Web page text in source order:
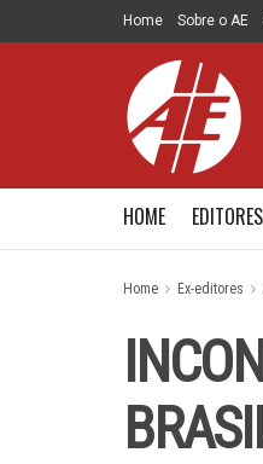
Home Sobre o AE
HOME EDITORES
Home Ex-editores